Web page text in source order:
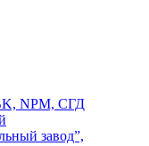
NPM, СГД
завод”,